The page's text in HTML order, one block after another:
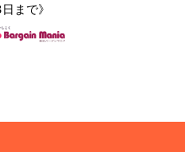
まで》